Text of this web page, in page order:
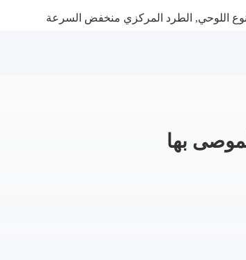
اللوحي, الطرد المركزي منخفض السرعة
بها